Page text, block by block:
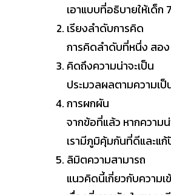
เอาแบบที่อธิบายให้เด็ก
เรียงลำดับการคิด
การคิดลำดับที่หนึ่ง สอ
คิดถึงความน่าจะเป็น
ประมวลผลตามความเป็
การผกผัน
จากข้อที่แล้ว หากความ
เรามีภูมิคุ้มกันที่ดีและแ
ลิมิตความสามารถ
แนวคิดนี้เกี่ยวกับความ